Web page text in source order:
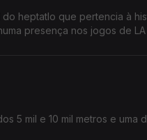
heptatlo que pertencia à
presença nos jogos de
5 mil e 10 mil metros e uma